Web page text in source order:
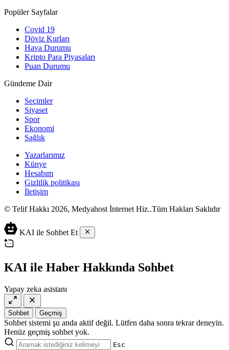
Popüler Sayfalar
Covid 19
Döviz Kurları
Hava Durumu
Kripto Para Piyasaları
Puan Durumu
Gündeme Dair
Seçimler
Siyaset
Spor
Ekonomi
Sağlık
Yazarlarımız
Künye
Hesabım
Gizlilik politikası
İletişim
© Telif Hakkı 2026, Medyahost İnternet Hiz..Tüm Hakları Saklıdır
casino
siteleri
casino
2023
lordcasino
canlı
casino
siteleri
iyi
casino
vdcasino
vdcasino
giriş
vdcasino
resmi
ev
yapımı
salça
KAI ile Sohbet Et
KAI ile Haber Hakkında Sohbet
Yapay zeka asistanı
Sohbet Geçmiş
Sohbet sistemi şu anda aktif değil. Lütfen daha sonra tekrar deneyin.
Henüz geçmiş sohbet yok.
Esc